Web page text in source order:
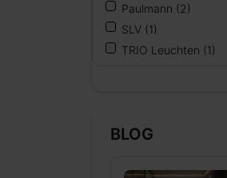
Paulmann (2)
SLV (1)
TRIO Leuchten (1)
BLOG